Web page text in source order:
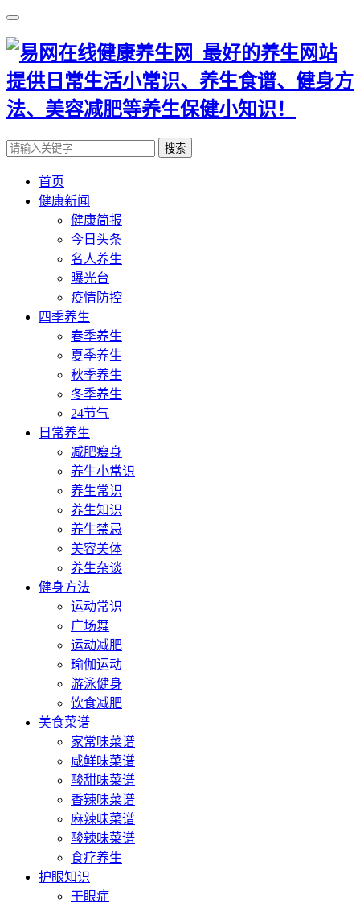
搜索
首页
健康新闻
健康简报
今日头条
名人养生
曝光台
疫情防控
四季养生
春季养生
夏季养生
秋季养生
冬季养生
24节气
日常养生
减肥瘦身
养生小常识
养生常识
养生知识
养生禁忌
美容美体
养生杂谈
健身方法
运动常识
广场舞
运动减肥
瑜伽运动
游泳健身
饮食减肥
美食菜谱
家常味菜谱
咸鲜味菜谱
酸甜味菜谱
香辣味菜谱
麻辣味菜谱
酸辣味菜谱
食疗养生
护眼知识
干眼症